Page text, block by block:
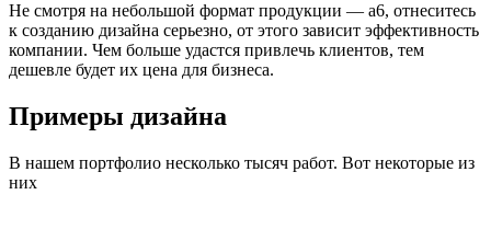
Не смотря на небольшой формат продукции — а6, отнеситесь
к созданию дизайна серьезно, от этого зависит эффективность
компании. Чем больше удастся привлечь клиентов, тем
дешевле будет их цена для бизнеса.
Примеры дизайна
В нашем портфолио несколько тысяч работ. Вот некоторые из
них